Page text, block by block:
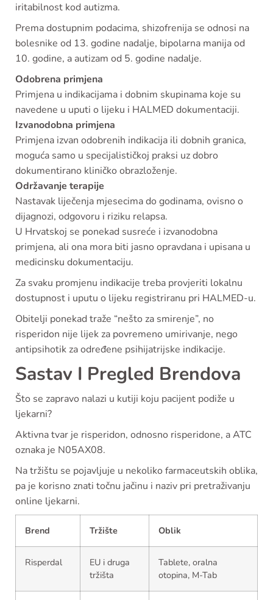
iritabilnost kod autizma.
Prema dostupnim podacima, shizofrenija se odnosi na
bolesnike od 13. godine nadalje, bipolarna manija od
10. godine, a autizam od 5. godine nadalje.
Odobrena primjena
Primjena u indikacijama i dobnim skupinama koje su
navedene u uputi o lijeku i HALMED dokumentaciji.
Izvanodobna primjena
Primjena izvan odobrenih indikacija ili dobnih granica,
moguća samo u specijalističkoj praksi uz dobro
dokumentirano kliničko obrazloženje.
Održavanje terapije
Nastavak liječenja mjesecima do godinama, ovisno o
dijagnozi, odgovoru i riziku relapsa.
U Hrvatskoj se ponekad susreće i izvanodobna
primjena, ali ona mora biti jasno opravdana i upisana u
medicinsku dokumentaciju.
Za svaku promjenu indikacije treba provjeriti lokalnu
dostupnost i uputu o lijeku registriranu pri HALMED-u.
Obitelji ponekad traže “nešto za smirenje”, no
risperidon nije lijek za povremeno umirivanje, nego
antipsihotik za određene psihijatrijske indikacije.
Sastav I Pregled Brendova
Što se zapravo nalazi u kutiji koju pacijent podiže u
ljekarni?
Aktivna tvar je risperidon, odnosno risperidone, a ATC
oznaka je N05AX08.
Na tržištu se pojavljuje u nekoliko farmaceutskih oblika,
pa je korisno znati točnu jačinu i naziv pri pretraživanju
online ljekarni.
Brend Tržište Oblik
Risperdal
EU i druga
tržišta
Tablete, oralna
otopina, M-Tab